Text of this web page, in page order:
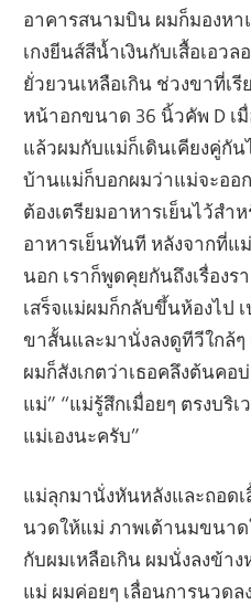
อาคารสนามบิน ผมก็มองห
เกงยีนส์สีน้ำเงินกับเสื้อเอว
ยั่วยวนเหลือเกิน ช่วงขาที่เ
หน้าอกขนาด 36 นิ้วคัพ D เ
แล้วผมกับแม่ก็เดินเคียงคู่กั
บ้านแม่ก็บอกผมว่าแม่จะออ
ต้องเตรียมอาหารเย็นไว้สำ
อาหารเย็นทันที หลังจากที่แ
นอก เราก็พูดคุยกันถึงเรื่อง
เสร็จแม่ผมก็กลับขึ้นห้องไป
ขาสั้นและมานั่งลงดูทีวีใกล้
ผมก็สังเกตว่าเธอคลึงต้นคอ
แม่” “แม่รู้สึกเมื่อยๆ ตรงบริ
แม่เองนะครับ”
แม่ลุกมานั่งหันหลังและถอด
นวดให้แม่ ภาพเต้านมขนา
กับผมเหลือเกิน ผมนั่งลงข้า
แม่ ผมค่อยๆ เลื่อนการนวด